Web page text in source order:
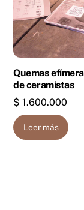
Quemas
de ceramistas
$ 1.600.000
Leer más